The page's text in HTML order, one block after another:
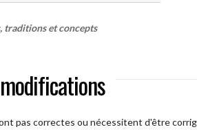
traditions et concepts
pas correctes ou nécessitent d'être